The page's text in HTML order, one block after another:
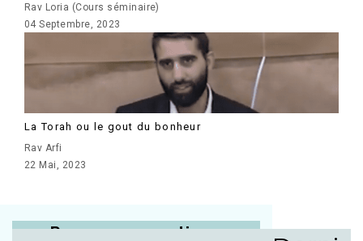
Rav Loria (Cours séminaire)
04 Septembre, 2023
La Torah ou le gout du bonheur
Rav Arfi
22 Mai, 2023
Posez vos questions